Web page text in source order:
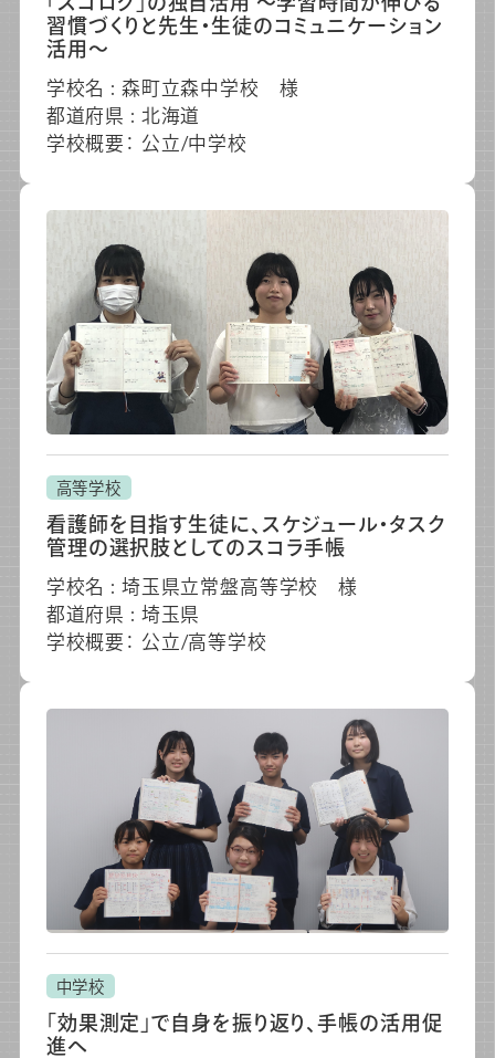
習慣づくりと先生・生徒のコミュニケーション
活用～
学校名 : 森町立森中学校 様
都道府県 : 北海道
学校概要： 公立/中学校
高等学校
看護師を目指す生徒に、スケジュール・タスク
管理の選択肢としてのスコラ手帳
学校名 : 埼玉県立常盤高等学校 様
都道府県 : 埼玉県
学校概要： 公立/高等学校
中学校
「効果測定」で自身を振り返り、手帳の活用促
進へ